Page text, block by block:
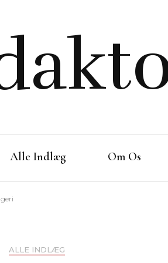
Alle Indlæg Om Os
ALLE INDLÆG